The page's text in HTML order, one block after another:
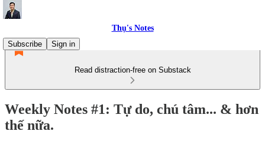
Thụ's Notes
Subscribe
Sign in
Read distraction-free on Substack
Weekly Notes #1: Tự do, chú tâm... & hơn
thế nữa.